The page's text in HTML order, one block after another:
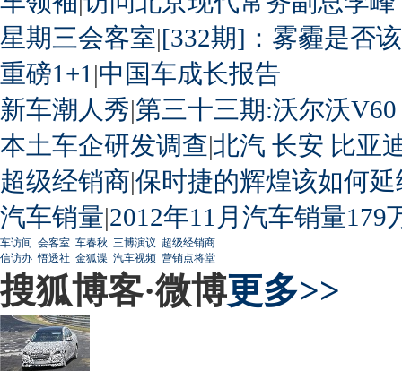
星期三会客室|[332期]：雾霾是否
重磅1+1 |中国车成长报告
新车潮人秀|第三十三期:沃尔沃
本土车企研发调查|北汽 长安 比亚
超级经销商|保时捷的辉煌该如何延
汽车销量|2012年11月汽车销量179
车访间 会客室 车春秋 三博演议 超级经销商
信访办 悟透社 金狐谍 汽车视频 营销点将堂
搜狐博客·微博更多>>